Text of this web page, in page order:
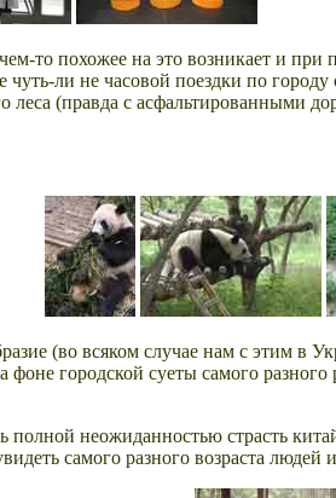
то похожее на это возникает и
чуть-ли не часовой поездки по
леса (правда с асфальтированными
(во всяком случае нам с этим в
фоне городской суеты самого
полной неожиданностью страсть
самого разного возраста